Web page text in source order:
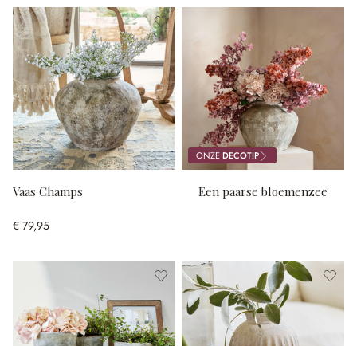
Vaas Champs
€ 79,95
ONZEDECOTIP
Een paarse bloemenzee